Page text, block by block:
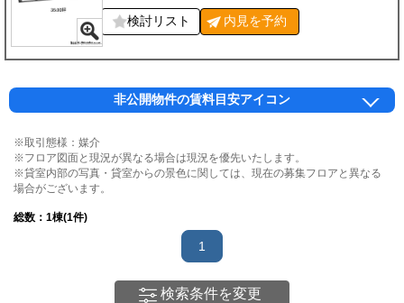
検討リスト 内見を予約
非公開物件の賃料目安アイコン
※取引態様：媒介
※フロア図面と現況が異なる場合は現況を優先いたします。
※貸室内部の写真・貸室からの景色に関しては、現在の募集フロアと異なる
場合がございます。
総数： 1棟(1件)
1
検索条件を変更